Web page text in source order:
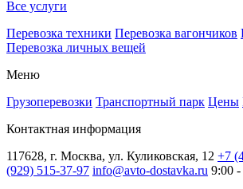
Все услуги
Перевозка техники Перевозка вагончиков
Перевозка личных вещей
Меню
Грузоперевозки Транспортный парк Цены
Контактная информация
117628, г. Москва, ул. Куликовская, 12 +7
(929) 515-37-97 info@avto-dostavka.ru 9:00